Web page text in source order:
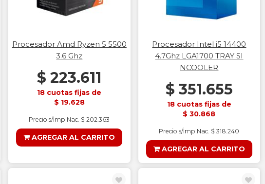
Procesador Amd Ryzen 5 5500
3.6 Ghz
$ 223.611
18 cuotas fijas de
$ 19.628
Precio s/Imp.Nac. $ 202.363
AGREGAR AL CARRITO
Procesador Intel i5 14400
4.7Ghz LGA1700 TRAY SI
NCOOLER
$ 351.655
18 cuotas fijas de
$ 30.868
Precio s/Imp.Nac. $ 318.240
AGREGAR AL CARRITO